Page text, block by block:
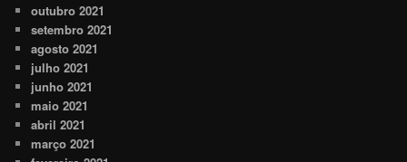
outubro 2021
setembro 2021
agosto 2021
julho 2021
junho 2021
maio 2021
abril 2021
março 2021